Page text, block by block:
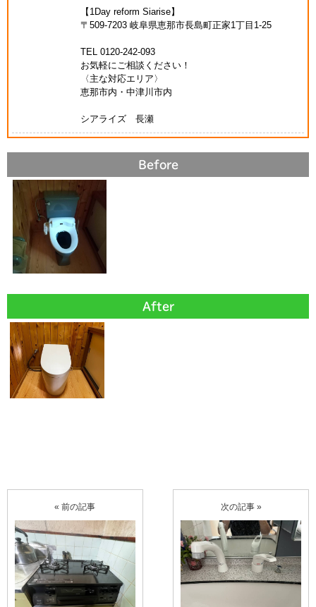
【1Day reform Siarise】
〒509-7203 岐阜県恵那市長島町正家1丁目1-25
TEL 0120-242-093
お気軽にご相談ください！
〈主な対応エリア〉
恵那市内・中津川市内
シアライズ 長瀬
Before
After
« 前の記事 次の記事 »